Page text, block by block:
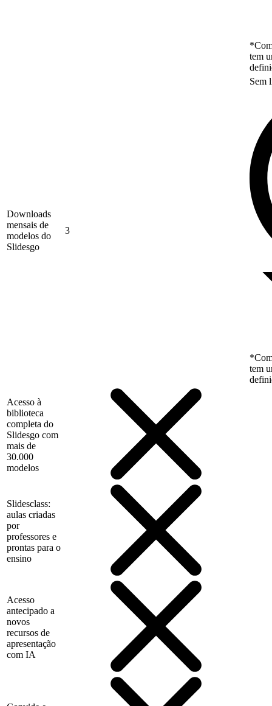
tem
Downloads
mensais de
modelos do
Slidesgo
3
Sem
tem
Acesso à
biblioteca
completa do
Slidesgo com
mais de
30.000
modelos
Slidesclass:
aulas criadas
por
professores e
prontas para o
ensino
Acesso
antecipado a
novos
recursos de
apresentação
com IA